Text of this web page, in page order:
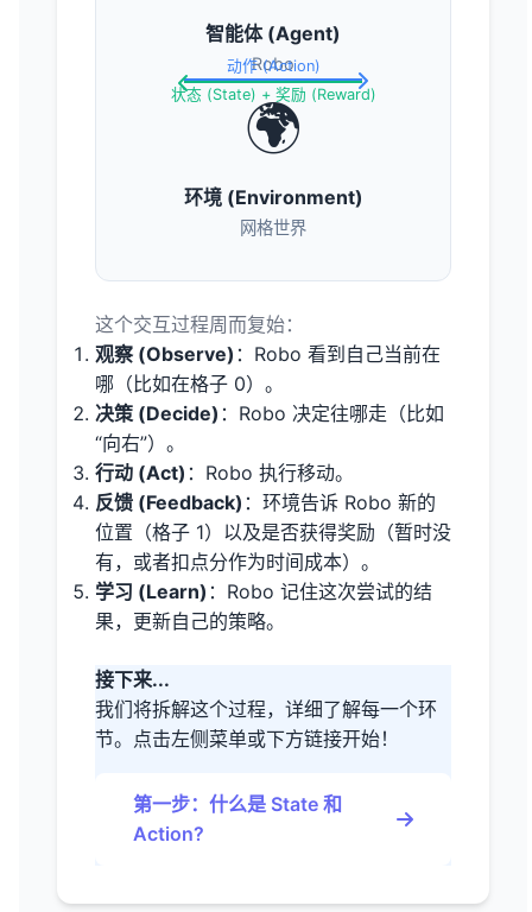
智能体 (Agent)
Robo
动作 (Action)
状态 (State) + 奖励 (Reward)
🌍
环境 (Environment)
网格世界
这个交互过程周而复始：
观察 (Observe) ：Robo 看到自己当前在
哪（比如在格子 0）。
决策 (Decide) ：Robo 决定往哪走（比如
“向右”）。
行动 (Act) ：Robo 执行移动。
反馈 (Feedback) ：环境告诉 Robo 新的
位置（格子 1）以及是否获得奖励（暂时没
有，或者扣点分作为时间成本）。
学习 (Learn) ：Robo 记住这次尝试的结
果，更新自己的策略。
接下来...
我们将拆解这个过程，详细了解每一个环
节。点击左侧菜单或下方链接开始！
第一步：什么是 State 和
Action?